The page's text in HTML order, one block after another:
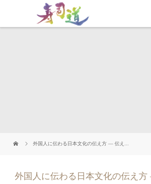
外国人に伝わる日本文化の伝え方 ― 伝え...
外国人に伝わる日本文化の伝え